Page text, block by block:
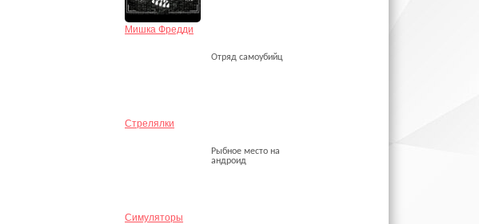
Мишка Фредди
Отряд самоубийц
Стрелялки
Рыбное место на
андроид
Симуляторы